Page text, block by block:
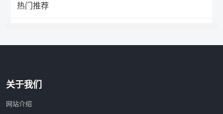
热门推荐
关于我们
网站介绍